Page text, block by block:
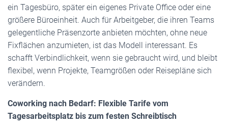
ein Tagesbüro, später ein eigenes Private Office oder eine
größere Büroeinheit. Auch für Arbeitgeber, die ihren Teams
gelegentliche Präsenzorte anbieten möchten, ohne neue
Fixflächen anzumieten, ist das Modell interessant. Es
schafft Verbindlichkeit, wenn sie gebraucht wird, und bleibt
flexibel, wenn Projekte, Teamgrößen oder Reisepläne sich
verändern.
Coworking nach Bedarf: Flexible Tarife vom
Tagesarbeitsplatz bis zum festen Schreibtisch